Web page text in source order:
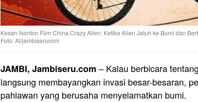
Kesan Nonton Film China Crazy Alien: Ketika Alien Jatuh ke Bumi dan
Foto: AI/jambiserucom
JAMBI, Jambiseru.com – Kalau berbicara tentang
langsung membayangkan invasi besar-besaran,
pahlawan yang berusaha menyelamatkan bumi.